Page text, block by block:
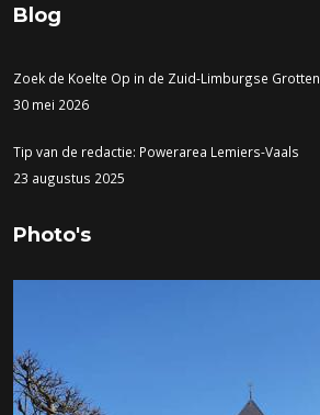
Blog
Zoek de Koelte Op in de Zuid-Limburgse Grotten
30 mei 2026
Tip van de redactie: Powerarea Lemiers-Vaals
23 augustus 2025
Photo's